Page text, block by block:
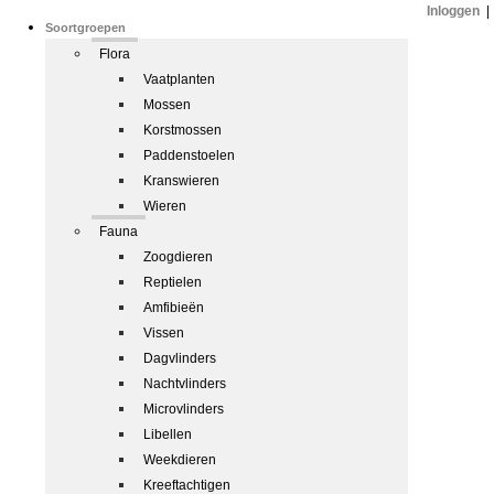
Soortgroepen
Flora
Vaatplanten
Mossen
Korstmossen
Paddenstoelen
Kranswieren
Wieren
Fauna
Zoogdieren
Reptielen
Amfibieën
Vissen
Dagvlinders
Nachtvlinders
Microvlinders
Libellen
Weekdieren
Kreeftachtigen
Inloggen